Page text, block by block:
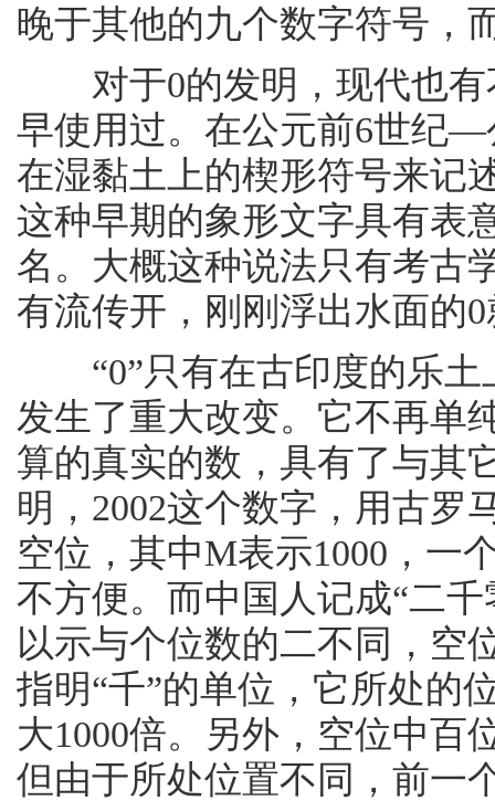
晚于其他的九个数字符号，
对于0的发明，现代也有
早使用过。在公元前6世纪
在湿黏土上的楔形符号来记
这种早期的象形文字具有表
名。大概这种说法只有考古
有流传开，刚刚浮出水面的
“0”只有在古印度的乐土
发生了重大改变。它不再单
算的真实的数，具有了与其
明，2002这个数字，用古罗
空位，其中M表示1000，一
不方便。而中国人记成“二
以示与个位数的二不同，空
指明“千”的单位，它所处的
大1000倍。另外，空位中百
但由于所处位置不同，前一